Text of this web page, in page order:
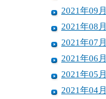
2021年09月
2021年08月
2021年07月
2021年06月
2021年05月
2021年04月